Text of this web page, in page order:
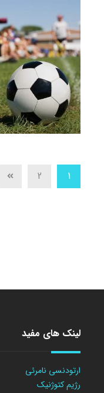
1
2
لینک های مفید
ارتودنسی نامرئی
رژیم کتوژنیک